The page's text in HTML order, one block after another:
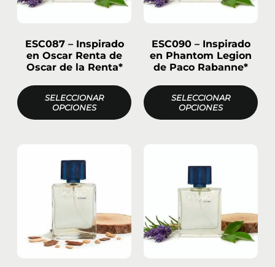
ESC087 – Inspirado
en Oscar Renta de
Oscar de la Renta*
SELECCIONAR
OPCIONES
ESC090 – Inspirado
en Phantom Legion
de Paco Rabanne*
SELECCIONAR
OPCIONES